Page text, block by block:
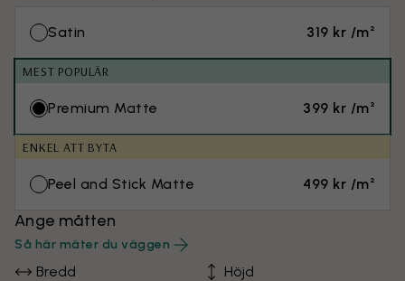
Satin 319 kr /m²
MEST POPULÄR
Premium Matte 399 kr /m²
ENKEL ATT BYTA
Peel and Stick Matte 499 kr /m²
Ange måtten
Så här mäter du väggen
Bredd
Höjd